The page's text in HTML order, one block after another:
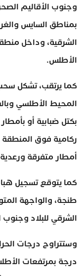
وجنوب الأقاليم
بمناطق السايس
الشرقية، وداخل
الأطلس.
كما يرتقب، تشكل
المحيط الأطلسي
بكتل ضبابية أو
ركامية فوق
أمطار متفرقة
كما يتوقع تسجيل
طنجة، والواجهة
الشرقي للبلاد وجنوب